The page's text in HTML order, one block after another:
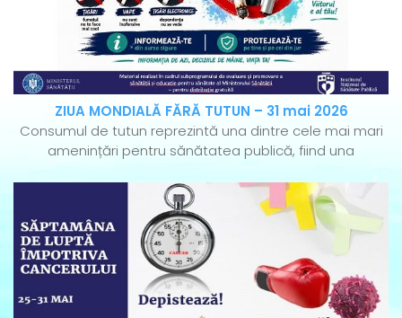
ZIUA MONDIALĂ FĂRĂ TUTUN – 31 mai 2026
Consumul de tutun reprezintă una dintre cele mai mari
amenințări pentru sănătatea publică, fiind una